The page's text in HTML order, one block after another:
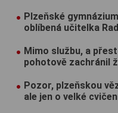
Plzeňské
oblíbená učitelka
Mimo službu, a
pohotově zachránil
Pozor, plzeňskou
ale jen o velké